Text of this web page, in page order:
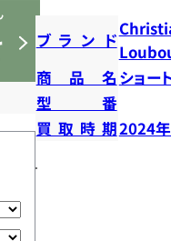
ブランド
商品名 ショー
型番
買取時期2024